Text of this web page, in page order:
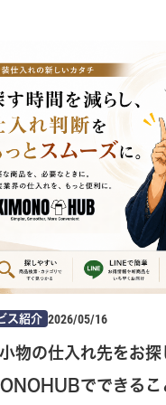
ス紹介 2026/05/16
物の仕入れ先をお探
でできる